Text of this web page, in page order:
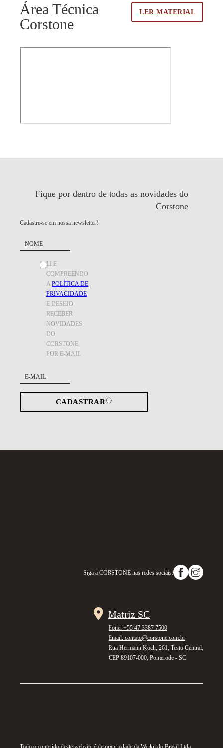
Área Técnica
Corstone
LER MATERIAL
Fique por dentro de todas as novidades do
Corstone
Cadastre-se em nossa newsletter!
LI E
COMPREENDO
A POLÍTICA DE
PRIVACIDADE
E DESEJO
RECEBER
NOVIDADES
DO
CORSTONE
POR E-MAIL
CADASTRAR
Siga a CORSTONE nas redes sociais:
Matriz SC
Fone: +55 47 3387 7500
Email: contato@corstone.com.br
Rua Hermann Koch, 261, Testo Central,
CEP 89107-000, Pomerode - SC
Todo o conteúdo deste website é de propriedade da Weiku do Brasil Ltda.